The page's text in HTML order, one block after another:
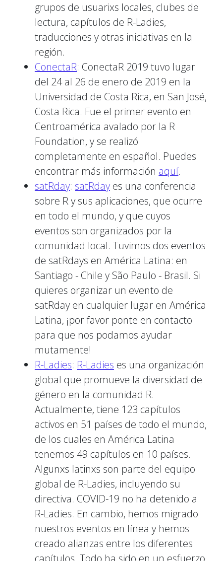
grupos de usuarixs locales, clubes de
lectura, capítulos de R-Ladies,
traducciones y otras iniciativas en la
región.
ConectaR: ConectaR 2019 tuvo lugar
del 24 al 26 de enero de 2019 en la
Universidad de Costa Rica, en San José,
Costa Rica. Fue el primer evento en
Centroamérica avalado por la R
Foundation, y se realizó
completamente en español. Puedes
encontrar más información aquí.
satRday: satRday es una conferencia
sobre R y sus aplicaciones, que ocurre
en todo el mundo, y que cuyos
eventos son organizados por la
comunidad local. Tuvimos dos eventos
de satRdays en América Latina: en
Santiago - Chile y São Paulo - Brasil. Si
quieres organizar un evento de
satRday en cualquier lugar en América
Latina, ¡por favor ponte en contacto
para que nos podamos ayudar
mutamente!
R-Ladies: R-Ladies es una organización
global que promueve la diversidad de
género en la comunidad R.
Actualmente, tiene 123 capítulos
activos en 51 países de todo el mundo,
de los cuales en América Latina
tenemos 49 capítulos en 10 países.
Algunxs latinxs son parte del equipo
global de R-Ladies, incluyendo su
directiva. COVID-19 no ha detenido a
R-Ladies. En cambio, hemos migrado
nuestros eventos en línea y hemos
creado alianzas entre los diferentes
capítulos. Todo ha sido en un esfuerzo